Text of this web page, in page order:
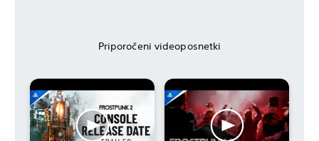
Priporočeni videoposnetki